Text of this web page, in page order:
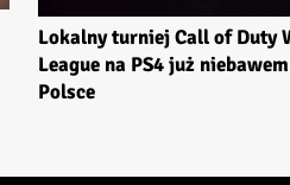
Lokalny turniej Call of Duty
League na PS4 już
Polsce